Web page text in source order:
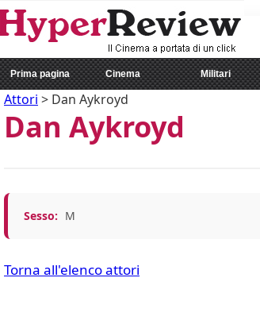
Prima pagina Cinema Militari
Attori > Dan Aykroyd
Dan Aykroyd
Sesso: M
Torna all'elenco attori